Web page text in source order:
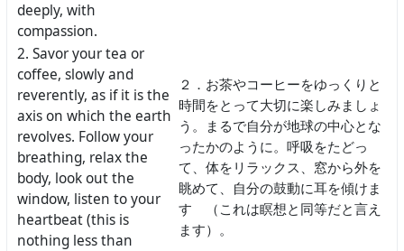
deeply, with
compassion.
2. Savor your tea or
coffee, slowly and
reverently, as if it is the
axis on which the earth
revolves. Follow your
breathing, relax the
body, look out the
window, listen to your
heartbeat (this is
nothing less than
２．お茶やコーヒーをゆっくりと
時間をとって大切に楽しみましょ
う。まるで自分が地球の中心とな
ったかのように。呼吸をたどっ
て、体をリラックス、窓から外を
眺めて、自分の鼓動に耳を傾けま
す （これは瞑想と同等だと言え
ます）。